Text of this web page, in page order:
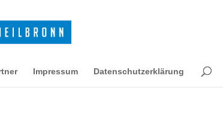
Impressum Datenschutzerklärung